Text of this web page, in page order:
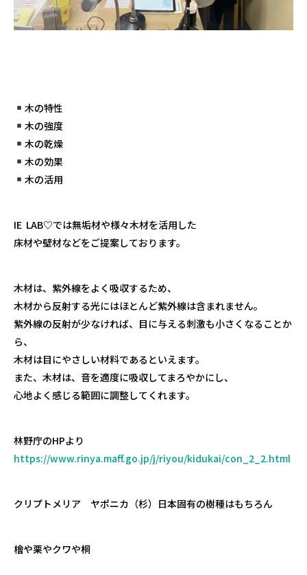
木の特性
木の強度
木の乾燥
木の効果
木の活用
IE LAB♡では無垢材や様々木材を活用した
床材や壁材などをご提案しております。
木材は、紫外線をよく吸収するため、
木材から反射する光にはほとんど紫外線は含まれません。
紫外線の反射が少なければ、目に与える刺激も小さくなることか
ら、
木材は目にやさしい材料であるといえます。
また、木材は、音を適度に吸収してまろやかにし、
心地よく感じる範囲に調整してくれます。
林野庁のHPより
https://www.rinya.maff.go.jp/j/riyou/kidukai/con_2_2.html
クリプトメリア ヤポニカ（杉）日本固有の樹種はもちろん
檜や栗やクワや桐